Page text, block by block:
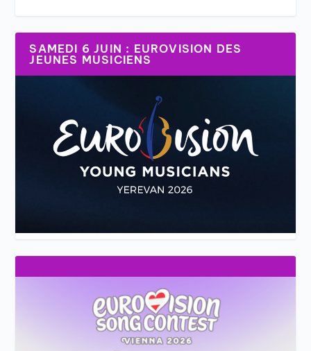
SAMEDI 6 JUIN : EUROVISION DES
JEUNES MUSICIENS